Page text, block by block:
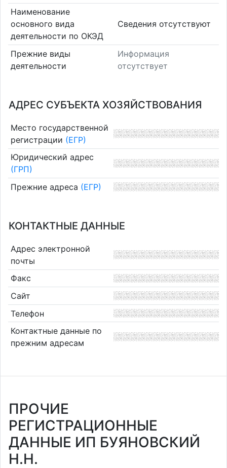
Наименование
основного вида
деятельности по ОКЭД
Cведения отсутствуют
Прежние виды
деятельности
Информация
отсутствует
АДРЕС СУБЪЕКТА ХОЗЯЙСТВОВАНИЯ
Место государственной
регистрации (ЕГР)
Юридический адрес
(ГРП)
Прежние адреса (ЕГР)
КОНТАКТНЫЕ ДАННЫЕ
Адрес электронной
почты
Факс
Сайт
Телефон
Контактные данные по
прежним адресам
ПРОЧИЕ
РЕГИСТРАЦИОННЫЕ
ДАННЫЕ ИП БУЯНОВСКИЙ
Н.Н.